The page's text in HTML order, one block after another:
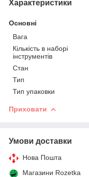
Характеристики
Основні
Вага
Кількість в наборі
інструментів
Стан
Тип
Тип упаковки
Приховати
Умови доставки
Нова Пошта
Магазини Rozetka